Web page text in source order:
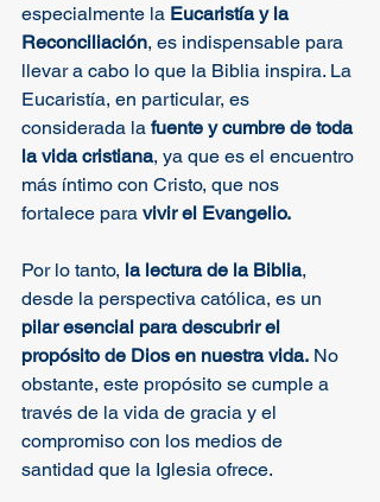
especialmente la Eucaristía y la
Reconciliación, es indispensable para
llevar a cabo lo que la Biblia inspira. La
Eucaristía, en particular, es
considerada la fuente y cumbre de toda
la vida cristiana, ya que es el encuentro
más íntimo con Cristo, que nos
fortalece para vivir el Evangelio.
Por lo tanto, la lectura de la Biblia,
desde la perspectiva católica, es un
pilar esencial para descubrir el
propósito de Dios en nuestra vida. No
obstante, este propósito se cumple a
través de la vida de gracia y el
compromiso con los medios de
santidad que la Iglesia ofrece.